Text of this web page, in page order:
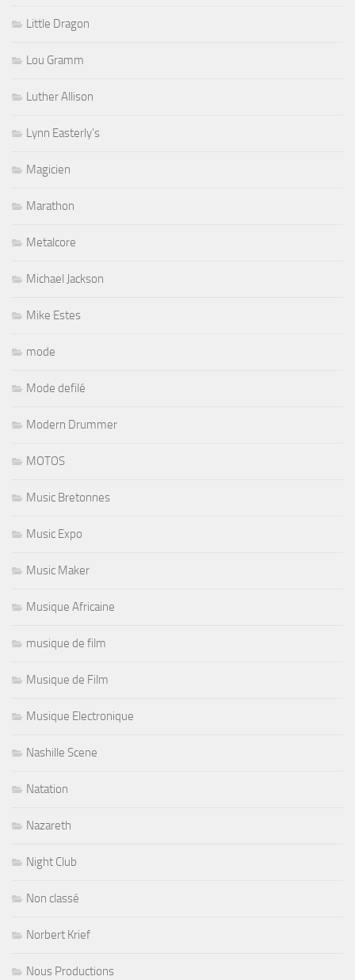
Little Dragon
Lou Gramm
Luther Allison
Lynn Easterly's
Magicien
Marathon
Metalcore
Michael Jackson
Mike Estes
mode
Mode defilé
Modern Drummer
MOTOS
Music Bretonnes
Music Expo
Music Maker
Musique Africaine
musique de film
Musique de Film
Musique Electronique
Nashille Scene
Natation
Nazareth
Night Club
Non classé
Norbert Krief
Nous Productions